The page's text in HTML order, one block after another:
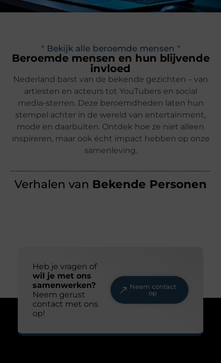
" Bekijk alle beroemde mensen "
Beroemde mensen en hun blijvende
invloed
Nederland barst van de bekende gezichten – van
artiesten en acteurs tot YouTubers en social
media-sterren. Deze beroemdheden laten hun
stempel achter in de wereld van entertainment,
mode en daarbuiten. Ontdek hoe ze niet alleen
inspireren, maar ook écht impact hebben op onze
samenleving.
Verhalen van Bekende Personen
Heb je vragen of
wil je met ons
samenwerken?
Neem gerust
contact met ons
op!
Neem contact
op